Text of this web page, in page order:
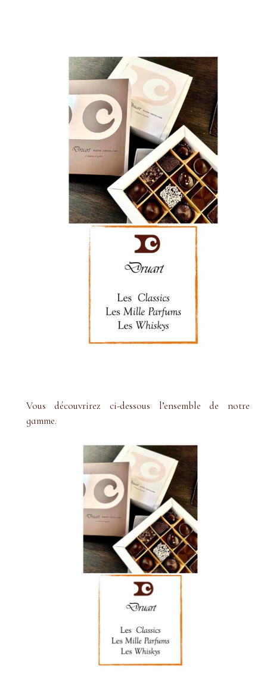
Vous découvrirez ci-dessous l’ensemble de notre
gamme.